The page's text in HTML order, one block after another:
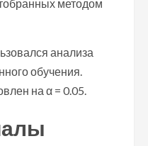
методом
анализа
обучения.
на α = 0.05.